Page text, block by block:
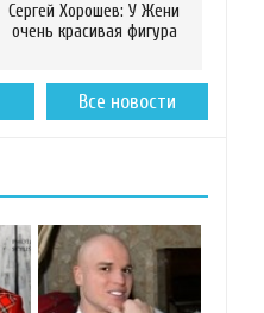
Сергей Хорошев: У Жени
очень красивая фигура
Все новости